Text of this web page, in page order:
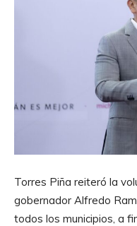
Torres Piña reiteró la
gobernador Alfredo
todos los municipios, a